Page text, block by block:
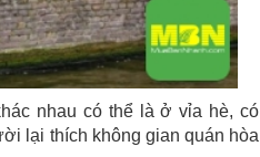
nhau có thể là ở vỉa hè, có
lại thích không gian quán hòa